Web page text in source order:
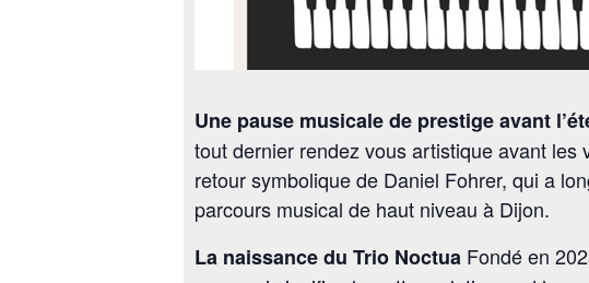
Une pause musicale de prestige avant
tout dernier rendez vous artistique avant les
retour symbolique de Daniel Fohrer, qui a
parcours musical de haut niveau à Dijon.
La naissance du Trio Noctua Fondé en